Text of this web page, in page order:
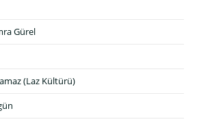
Gürel
(Laz Kültürü)